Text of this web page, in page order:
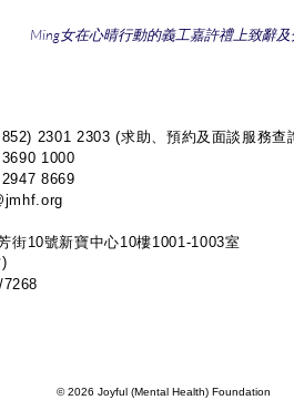
Ming女在心晴行動的義工嘉許禮上致辭及
2301 2303(求助、預約及面談服務查
1000
8669
街10號新寶中心10樓1001-1003室
7268
© 2026 Joyful (Mental Health) Foundation